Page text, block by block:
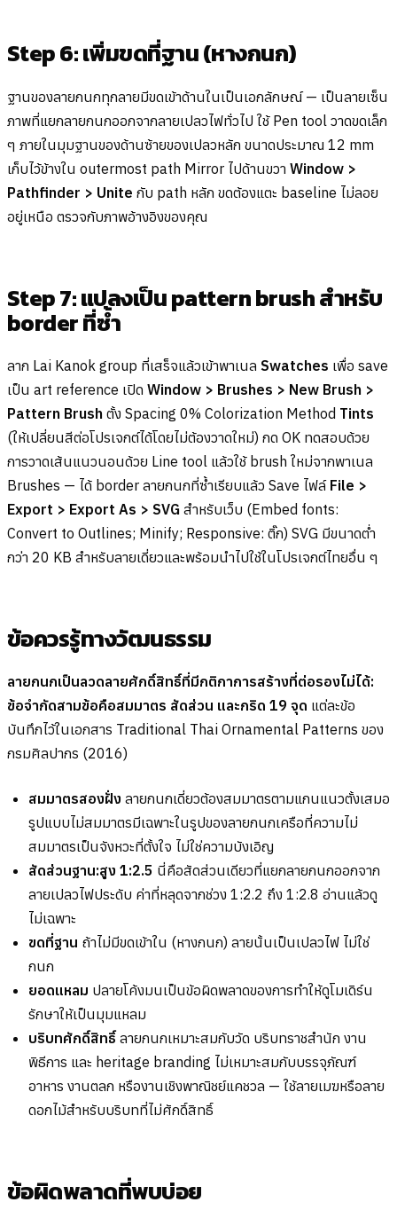
Step 6: เพิ่มขดที่ฐาน (หางกนก)
ฐานของลายกนกทุกลายมีขดเข้าด้านในเป็นเอกลักษณ์ — เป็นลายเซ็น
ภาพที่แยกลายกนกออกจากลายเปลวไฟทั่วไป ใช้ Pen tool วาดขดเล็ก
ๆ ภายในมุมฐานของด้านซ้ายของเปลวหลัก ขนาดประมาณ 12 mm
เก็บไว้ข้างใน outermost path Mirror ไปด้านขวา Window >
Pathfinder > Unite กับ path หลัก ขดต้องแตะ baseline ไม่ลอย
อยู่เหนือ ตรวจกับภาพอ้างอิงของคุณ
Step 7: แปลงเป็น pattern brush สำหรับ
border ที่ซ้ำ
ลาก Lai Kanok group ที่เสร็จแล้วเข้าพาเนล Swatches เพื่อ save
เป็น art reference เปิด Window > Brushes > New Brush >
Pattern Brush ตั้ง Spacing 0% Colorization Method Tints
(ให้เปลี่ยนสีต่อโปรเจกต์ได้โดยไม่ต้องวาดใหม่) กด OK ทดสอบด้วย
การวาดเส้นแนวนอนด้วย Line tool แล้วใช้ brush ใหม่จากพาเนล
Brushes — ได้ border ลายกนกที่ซ้ำเรียบแล้ว Save ไฟล์ File >
Export > Export As > SVG สำหรับเว็บ (Embed fonts:
Convert to Outlines; Minify; Responsive: ติ๊ก) SVG มีขนาดต่ำ
กว่า 20 KB สำหรับลายเดี่ยวและพร้อมนำไปใช้ในโปรเจกต์ไทยอื่น ๆ
ข้อควรรู้ทางวัฒนธรรม
ลายกนกเป็นลวดลายศักดิ์สิทธิ์ที่มีกติกาการสร้างที่ต่อรองไม่ได้:
ข้อจำกัดสามข้อคือสมมาตร สัดส่วน และกริด 19 จุด แต่ละข้อ
บันทึกไว้ในเอกสาร Traditional Thai Ornamental Patterns ของ
กรมศิลปากร (2016)
สมมาตรสองฝั่ง ลายกนกเดี่ยวต้องสมมาตรตามแกนแนวตั้งเสมอ
รูปแบบไม่สมมาตรมีเฉพาะในรูปของลายกนกเครือที่ความไม่
สมมาตรเป็นจังหวะที่ตั้งใจ ไม่ใช่ความบังเอิญ
สัดส่วนฐาน:สูง 1:2.5 นี่คือสัดส่วนเดียวที่แยกลายกนกออกจาก
ลายเปลวไฟประดับ ค่าที่หลุดจากช่วง 1:2.2 ถึง 1:2.8 อ่านแล้วดู
ไม่เฉพาะ
ขดที่ฐาน ถ้าไม่มีขดเข้าใน (หางกนก) ลายนั้นเป็นเปลวไฟ ไม่ใช่
กนก
ยอดแหลม ปลายโค้งมนเป็นข้อผิดพลาดของการทำให้ดูโมเดิร์น
รักษาให้เป็นมุมแหลม
บริบทศักดิ์สิทธิ์ ลายกนกเหมาะสมกับวัด บริบทราชสำนัก งาน
พิธีการ และ heritage branding ไม่เหมาะสมกับบรรจุภัณฑ์
อาหาร งานตลก หรืองานเชิงพาณิชย์แคชวล — ใช้ลายเมฆหรือลาย
ดอกไม้สำหรับบริบทที่ไม่ศักดิ์สิทธิ์
ข้อผิดพลาดที่พบบ่อย